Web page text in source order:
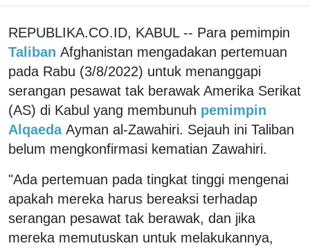
REPUBLIKA.CO.ID, KABUL -- Para pemimpin
Taliban Afghanistan mengadakan pertemuan
pada Rabu (3/8/2022) untuk menanggapi
serangan pesawat tak berawak Amerika Serikat
(AS) di Kabul yang membunuh pemimpin
Alqaeda Ayman al-Zawahiri. Sejauh ini Taliban
belum mengkonfirmasi kematian Zawahiri.
"Ada pertemuan pada tingkat tinggi mengenai
apakah mereka harus bereaksi terhadap
serangan pesawat tak berawak, dan jika
mereka memutuskan untuk melakukannya,